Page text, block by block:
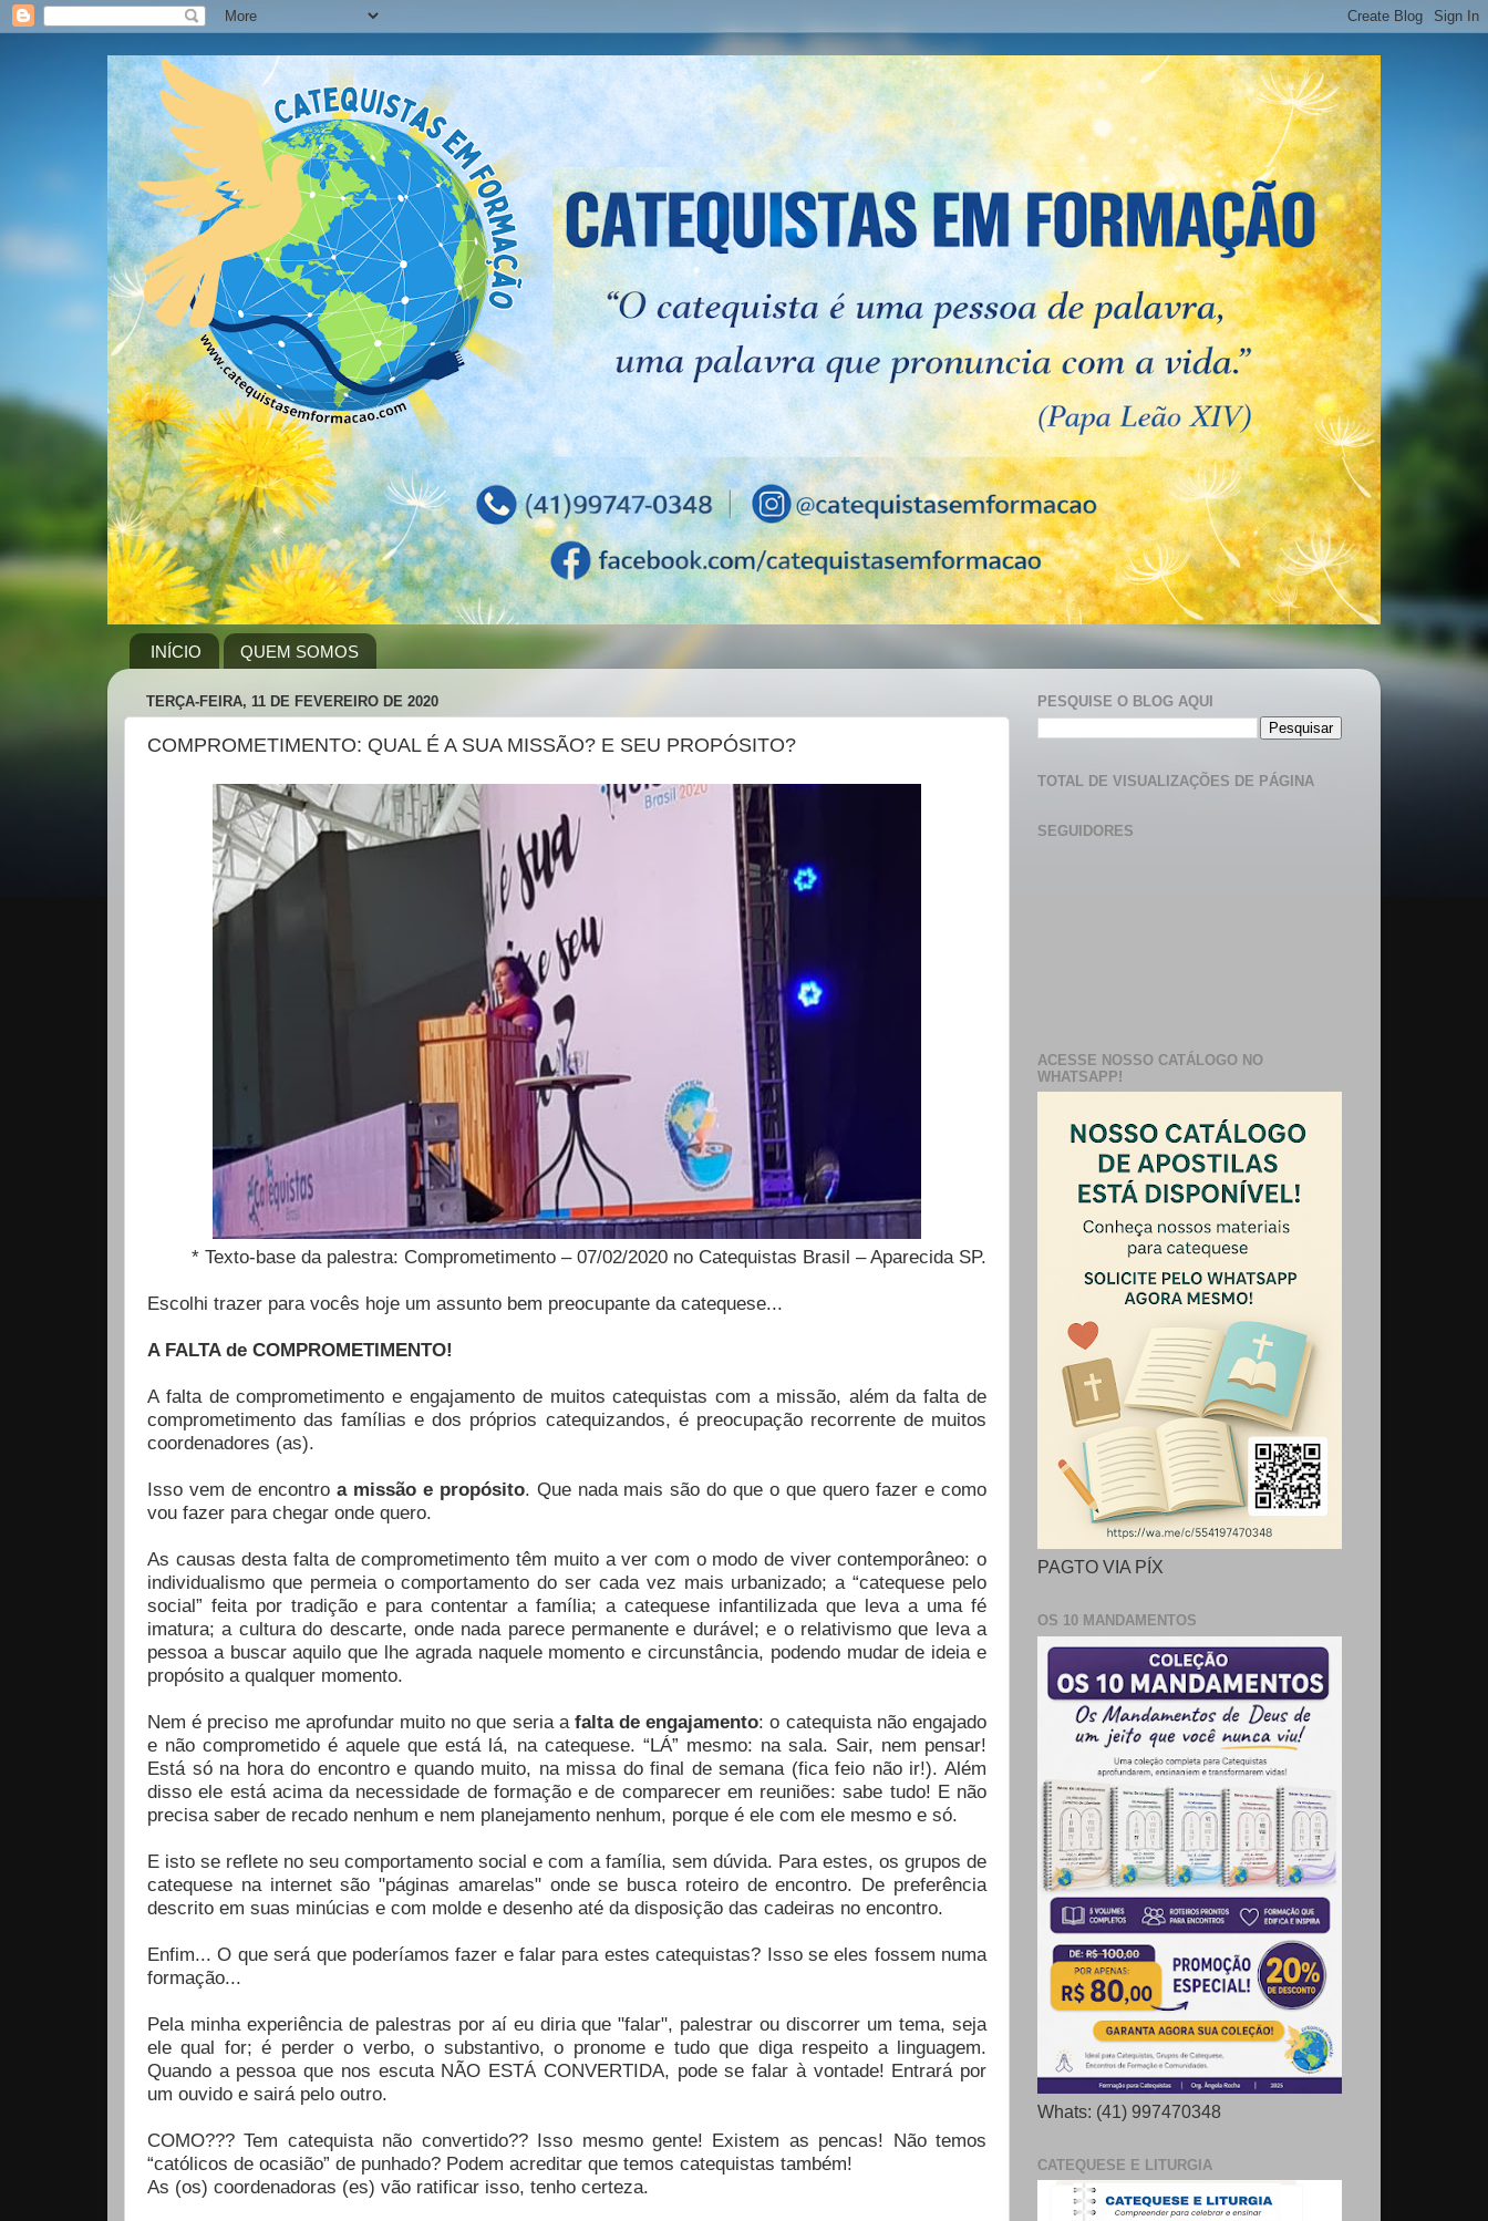
INÍCIO QUEM SOMOS
TERÇA-FEIRA, 11 DE FEVEREIRO DE 2020
COMPROMETIMENTO: QUAL É A SUA MISSÃO? E SEU PROPÓSITO?
* Texto-base da palestra: Comprometimento – 07/02/2020 no Catequistas Brasil – Aparecida SP.
Escolhi trazer para vocês hoje um assunto bem preocupante da catequese...
A FALTA de COMPROMETIMENTO!
A falta de comprometimento e engajamento de muitos catequistas com a missão, além da falta de
comprometimento das famílias e dos próprios catequizandos, é preocupação recorrente de muitos
coordenadores (as).
Isso vem de encontro a missão e propósito. Que nada mais são do que o que quero fazer e como
vou fazer para chegar onde quero.
As causas desta falta de comprometimento têm muito a ver com o modo de viver contemporâneo: o
individualismo que permeia o comportamento do ser cada vez mais urbanizado; a “catequese pelo
social” feita por tradição e para contentar a família; a catequese infantilizada que leva a uma fé
imatura; a cultura do descarte, onde nada parece permanente e durável; e o relativismo que leva a
pessoa a buscar aquilo que lhe agrada naquele momento e circunstância, podendo mudar de ideia e
propósito a qualquer momento.
Nem é preciso me aprofundar muito no que seria a falta de engajamento: o catequista não engajado
e não comprometido é aquele que está lá, na catequese. “LÁ” mesmo: na sala. Sair, nem pensar!
Está só na hora do encontro e quando muito, na missa do final de semana (fica feio não ir!). Além
disso ele está acima da necessidade de formação e de comparecer em reuniões: sabe tudo! E não
precisa saber de recado nenhum e nem planejamento nenhum, porque é ele com ele mesmo e só.
E isto se reflete no seu comportamento social e com a família, sem dúvida. Para estes, os grupos de
catequese na internet são "páginas amarelas" onde se busca roteiro de encontro. De preferência
descrito em suas minúcias e com molde e desenho até da disposição das cadeiras no encontro.
Enfim... O que será que poderíamos fazer e falar para estes catequistas? Isso se eles fossem numa
formação...
Pela minha experiência de palestras por aí eu diria que "falar", palestrar ou discorrer um tema, seja
ele qual for; é perder o verbo, o substantivo, o pronome e tudo que diga respeito a linguagem.
Quando a pessoa que nos escuta NÃO ESTÁ CONVERTIDA, pode se falar à vontade! Entrará por
um ouvido e sairá pelo outro.
COMO??? Tem catequista não convertido?? Isso mesmo gente! Existem as pencas! Não temos
“católicos de ocasião” de punhado? Podem acreditar que temos catequistas também!
As (os) coordenadoras (es) vão ratificar isso, tenho certeza.
PESQUISE O BLOG AQUI
TOTAL DE VISUALIZAÇÕES DE PÁGINA
SEGUIDORES
ACESSE NOSSO CATÁLOGO NO
WHATSAPP!
PAGTO VIA PÍX
OS 10 MANDAMENTOS
Whats: (41) 997470348
CATEQUESE E LITURGIA